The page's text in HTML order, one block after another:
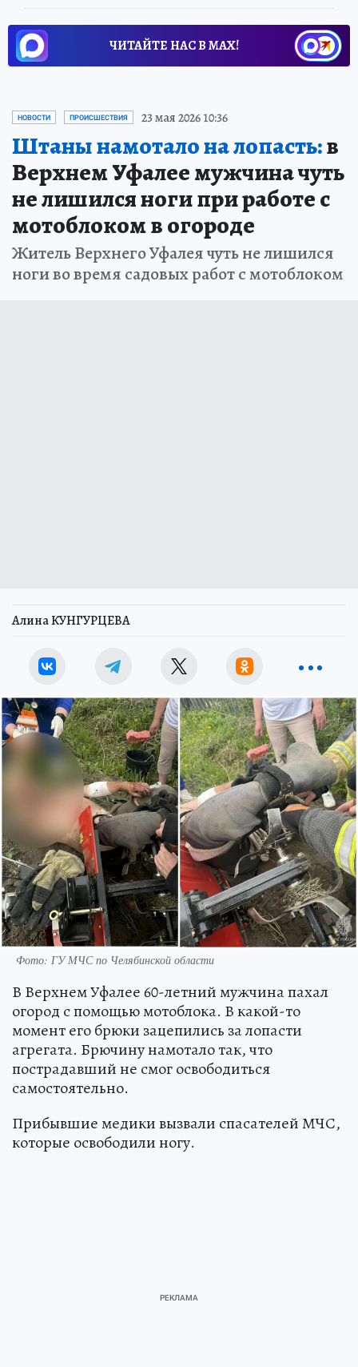
ЧИТАЙТЕ НАС В МАХ!
НОВОСТИ ПРОИСШЕСТВИЯ 23 мая 2026 10:36
Штаны намотало на лопасть:в
Верхнем Уфалее мужчина чуть
не лишился ноги при работе с
мотоблоком в огороде
Житель Верхнего Уфалея чуть не лишился
ноги во время садовых работ с мотоблоком
Алина КУНГУРЦЕВА
Фото: ГУ МЧС по Челябинской области
В Верхнем Уфалее 60-летний мужчина пахал
огород с помощью мотоблока. В какой-то
момент его брюки зацепились за лопасти
агрегата. Брючину намотало так, что
пострадавший не смог освободиться
самостоятельно.
Прибывшие медики вызвали спасателей МЧС,
которые освободили ногу.